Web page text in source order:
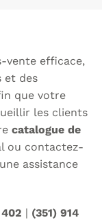
vente efficace,
et des
que votre
les clients
catalogue de
ou contactez-
assistance
| (351) 914